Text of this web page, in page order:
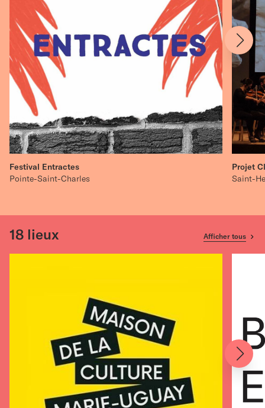
Festival Entractes
Pointe-Saint-Charles
Projet
Saint-
18 lieux Afficher tous